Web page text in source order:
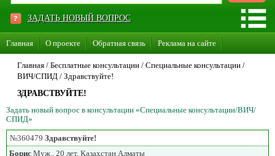
ЗАДАТЬ НОВЫЙ ВОПРОС
Главная О проекте Обратная связь Реклама на сайте
Стать консультантом нашего сайта
Суперакция «Каждому врачу свой сайт»
Главная / Бесплатные консультации / Специальные консультации /
ВИЧ/СПИД / Здравствуйте!
ЗДРАВСТВУЙТЕ!
Задать новый вопрос в консультации «Специальные консультации/ВИЧ/
СПИД»
№360479 Здравствуйте!
Борис Муж., 20 лет. Казахстан Алматы